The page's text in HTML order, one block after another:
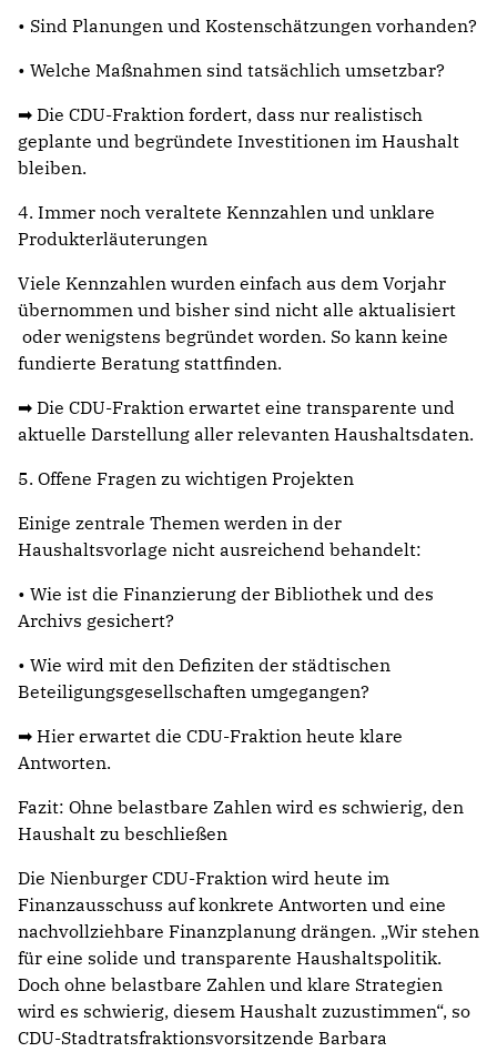
• Sind Planungen und Kostenschätzungen vorhanden?
• Welche Maßnahmen sind tatsächlich umsetzbar?
➡ Die CDU-Fraktion fordert, dass nur realistisch
geplante und begründete Investitionen im Haushalt
bleiben.
4. Immer noch veraltete Kennzahlen und unklare
Produkterläuterungen
Viele Kennzahlen wurden einfach aus dem Vorjahr
übernommen und bisher sind nicht alle aktualisiert
oder wenigstens begründet worden. So kann keine
fundierte Beratung stattfinden.
➡ Die CDU-Fraktion erwartet eine transparente und
aktuelle Darstellung aller relevanten Haushaltsdaten.
5. Offene Fragen zu wichtigen Projekten
Einige zentrale Themen werden in der
Haushaltsvorlage nicht ausreichend behandelt:
• Wie ist die Finanzierung der Bibliothek und des
Archivs gesichert?
• Wie wird mit den Defiziten der städtischen
Beteiligungsgesellschaften umgegangen?
➡ Hier erwartet die CDU-Fraktion heute klare
Antworten.
Fazit: Ohne belastbare Zahlen wird es schwierig, den
Haushalt zu beschließen
Die Nienburger CDU-Fraktion wird heute im
Finanzausschuss auf konkrete Antworten und eine
nachvollziehbare Finanzplanung drängen. „Wir stehen
für eine solide und transparente Haushaltspolitik.
Doch ohne belastbare Zahlen und klare Strategien
wird es schwierig, diesem Haushalt zuzustimmen“, so
CDU-Stadtratsfraktionsvorsitzende Barbara